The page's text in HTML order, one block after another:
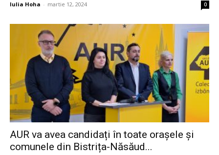
Iulia Hoha - martie 12, 2024 0
AUR va avea candidați în toate orașele și
comunele din Bistrița-Năsăud...